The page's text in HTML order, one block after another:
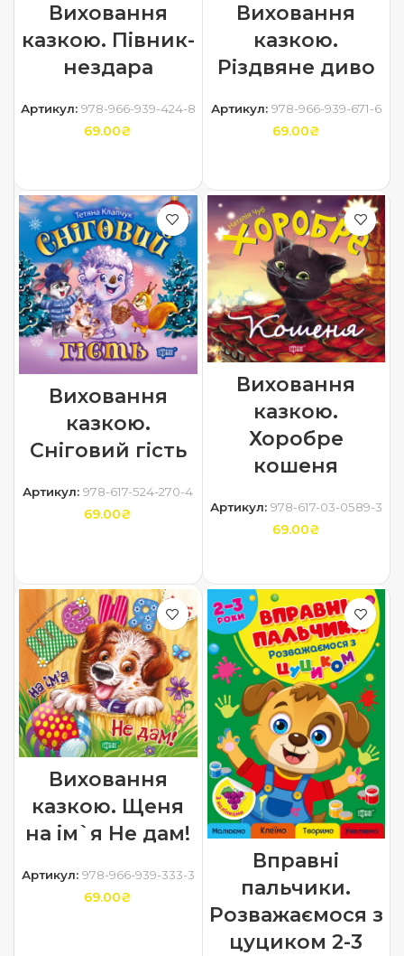
Виховання
казкою. Півник-
нездара
Артикул: 978-966-939-424-8
69.00₴
Виховання
казкою.
Різдвяне диво
Артикул: 978-966-939-671-6
69.00₴
Виховання
казкою.
Сніговий гість
Артикул:978-617-524-270-4
69.00₴
Виховання
казкою.
Хоробре
кошеня
Артикул: 978-617-03-0589-3
69.00₴
Виховання
казкою. Щеня
на iм`я Не дам!
Артикул: 978-966-939-333-3
69.00₴
Вправні
пальчики.
Розважаємося з
цуциком 2-3